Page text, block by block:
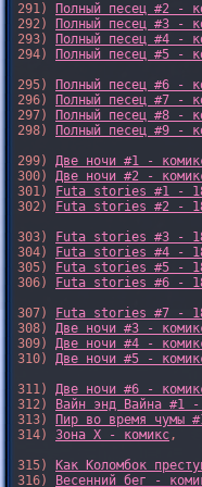
291)
Полный песец #2 -
292)
Полный песец #3 -
293)
Полный песец #4 -
294)
Полный песец #5 -
295)
Полный песец #6 -
296)
Полный песец #7 -
297)
Полный песец #8 -
298)
Полный песец #9 -
299) Две ночи #1 -
300) Две ночи #2 -
301)
Futa stories #1 -
302)
Futa stories #2 -
303)
Futa stories #3 -
304)
Futa stories #4 -
305)
Futa stories #5 -
306)
Futa stories #6 -
307)
Futa stories #7 -
308) Две ночи #3 -
309) Две ночи #4 -
310) Две ночи #5 -
311) Две ночи #6 -
312)
Вайн энд Вайна #1 -
313)
Пир во время чумы
314) Зона X - комикс,
315)
Как Коломбок
316)
Весенний бег -